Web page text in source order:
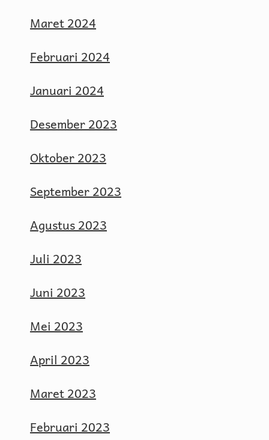
Maret 2024
Februari 2024
Januari 2024
Desember 2023
Oktober 2023
September 2023
Agustus 2023
Juli 2023
Juni 2023
Mei 2023
April 2023
Maret 2023
Februari 2023